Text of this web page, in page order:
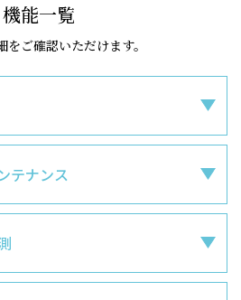
機能一覧
をご確認いただけます。
テナンス